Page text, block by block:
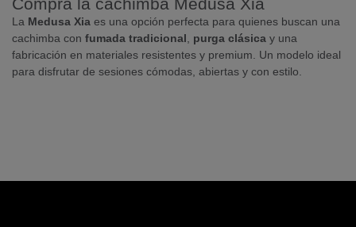
La Medusa Xia es una opción perfecta para quienes buscan una
cachimba con fumada tradicional purga clásica y una
fabricación en materiales resistentes y premium. Un modelo ideal
para disfrutar de sesiones cómodas, abiertas y con estilo.